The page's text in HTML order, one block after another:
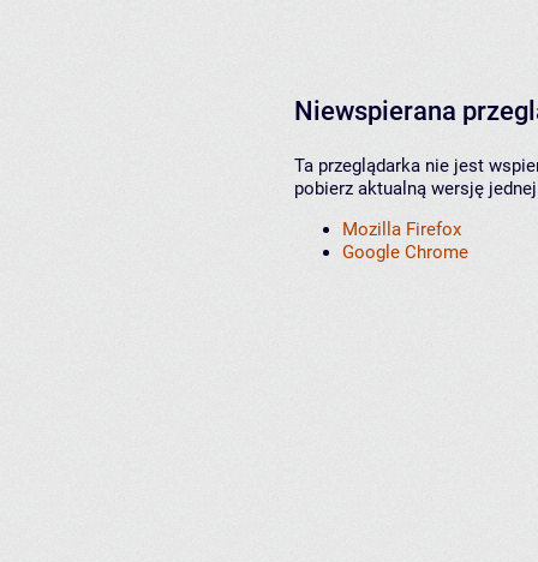
Niewspierana
Ta przeglądarka nie jest
pobierz aktualną wersję
Mozilla Firefox
Google Chrome